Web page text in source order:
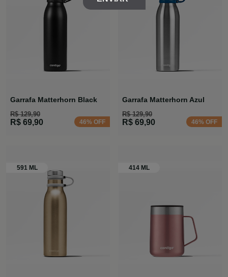
Garrafa Matterhorn Black
R$ 129,90
R$ 69,90 46% OFF
Garrafa Matterhorn Azul
R$ 129,90
R$ 69,90 46% OFF